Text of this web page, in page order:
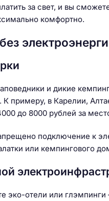
за свет, и вы
комфортно.
и дикие
примеру, в Карелии,
до 8000 рублей за
подключение к
или кемпингового
эко-отели или